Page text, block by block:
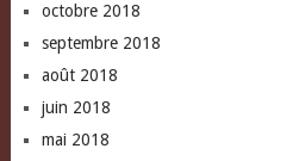
octobre 2018
septembre 2018
août 2018
juin 2018
mai 2018